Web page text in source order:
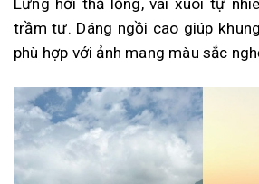
Lưng hơi thả lỏng, vai xuôi tự
trầm tư. Dáng ngồi cao giúp
phù hợp với ảnh mang màu sắc